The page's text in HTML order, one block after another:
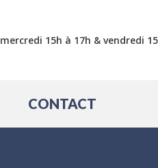
mercredi 15h à 17h & vendredi
CONTACT